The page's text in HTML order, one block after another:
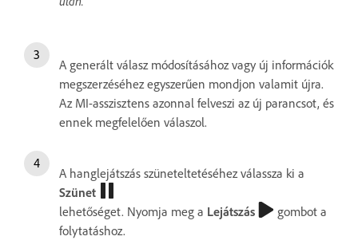
A generált válasz módosításához vagy új információk
megszerzéséhez egyszerűen mondjon valamit újra.
Az MI-asszisztens azonnal felveszi az új parancsot, és
ennek megfelelően válaszol.
A hanglejátszás szüneteltetéséhez válassza ki a
Szünet
lehetőséget. Nyomja meg a Lejátszás
gombot a
folytatáshoz.